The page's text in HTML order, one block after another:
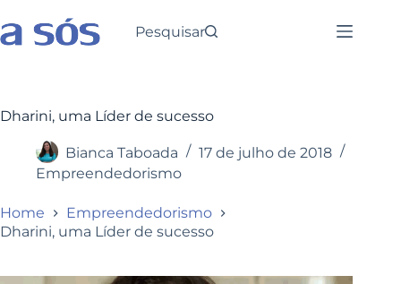
Pesquisar
Dharini, uma Líder de sucesso
Bianca Taboada
17 de julho de 2018
Empreendedorismo
Home
Empreendedorismo
Dharini, uma Líder de sucesso